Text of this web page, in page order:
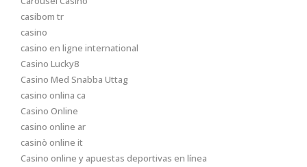
casibom tr
casino
casino en ligne international
Casino Lucky8
Casino Med Snabba Uttag
casino onlina ca
Casino Online
casino online ar
casinò online it
Casino online y apuestas deportivas en línea